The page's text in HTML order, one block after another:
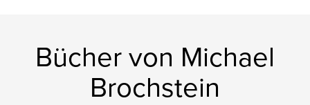
Bücher von Michael
Brochstein